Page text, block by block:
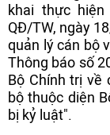
khai thực
QĐ/TW, ngày
quản lý cán bộ
Thông báo số
Bộ Chính trị về
bộ thuộc diện
bị kỷ luật".